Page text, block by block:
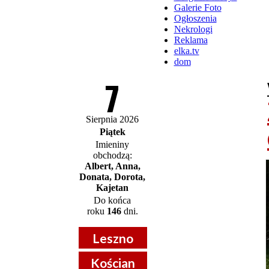
Galerie Foto
Ogłoszenia
Nekrologi
Reklama
elka.tv
dom
7
Sierpnia 2026
Piątek
Imieniny
obchodzą:
Albert, Anna,
Donata, Dorota,
Kajetan
Do końca
roku 146dni.
Leszno
Kościan